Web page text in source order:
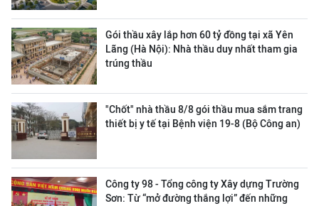
Gói thầu xây lắp hơn 60 tỷ đồng tại xã Yên
Lãng (Hà Nội): Nhà thầu duy nhất tham gia
trúng thầu
"Chốt" nhà thầu 8/8 gói thầu mua sắm trang
thiết bị y tế tại Bệnh viện 19-8 (Bộ Công an)
Công ty 98 - Tổng công ty Xây dựng Trường
Sơn: Từ “mở đường thắng lợi” đến những